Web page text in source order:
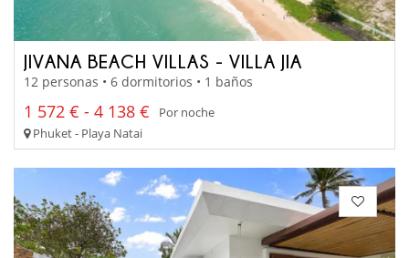
JIVANA BEACH VILLAS - VILLA JIA
12 personas • 6 dormitorios • 1 baños
1 572 € - 4 138 €
Por noche
Phuket - Playa Natai